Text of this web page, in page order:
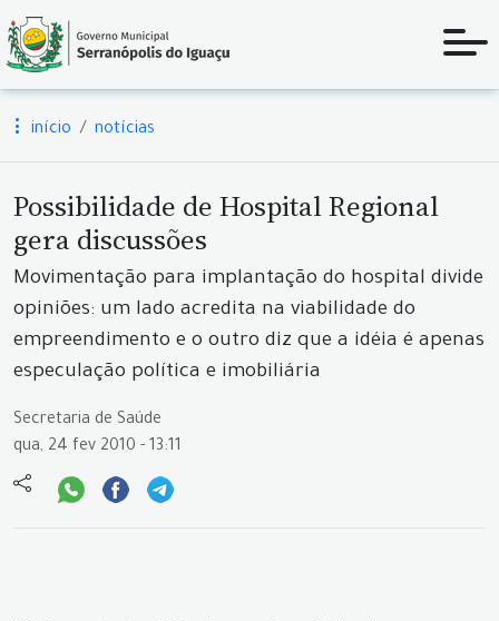
início notícias
Possibilidade de Hospital Regional
gera discussões
Movimentação para implantação do hospital divide
opiniões: um lado acredita na viabilidade do
empreendimento e o outro diz que a idéia é apenas
especulação política e imobiliária
Secretaria de Saúde
qua, 24 fev 2010 - 13:11